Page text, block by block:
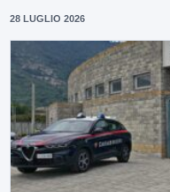
28 LUGLIO 2026